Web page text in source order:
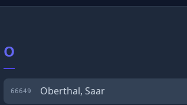
O
66649 Oberthal, Saar